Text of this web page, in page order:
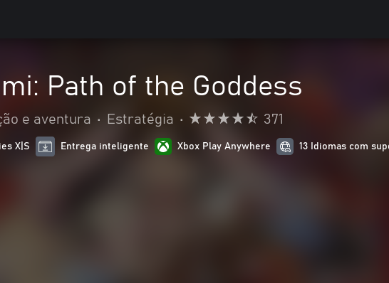
Path of the Goddess
e aventura • Estratégia • 371
X|S Entrega inteligente Xbox Play Anywhere 13 Idiomas com